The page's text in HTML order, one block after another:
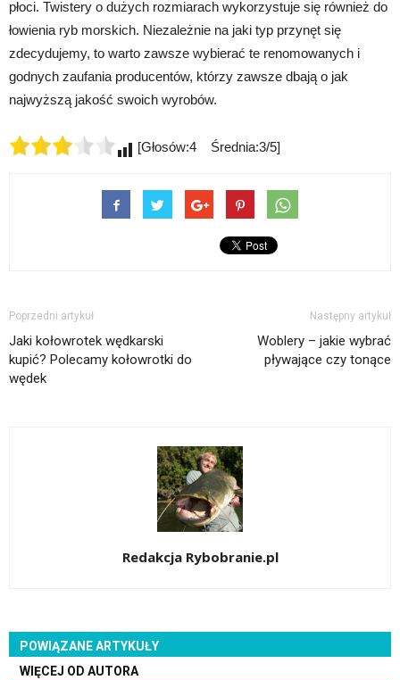
płoci. Twistery o dużych rozmiarach wykorzystuje się również do
łowienia ryb morskich. Niezależnie na jaki typ przynęt się
zdecydujemy, to warto zawsze wybierać te renomowanych i
godnych zaufania producentów, którzy zawsze dbają o jak
najwyższą jakość swoich wyrobów.
[Głosów:4 Średnia:3/5]
Poprzedni artykuł
Jaki kołowrotek wędkarski
kupić? Polecamy kołowrotki do
wędek
Następny artykuł
Woblery – jakie wybrać
pływające czy tonące
Redakcja Rybobranie.pl
POWIĄZANE ARTYKUŁY
WIĘCEJ OD AUTORA